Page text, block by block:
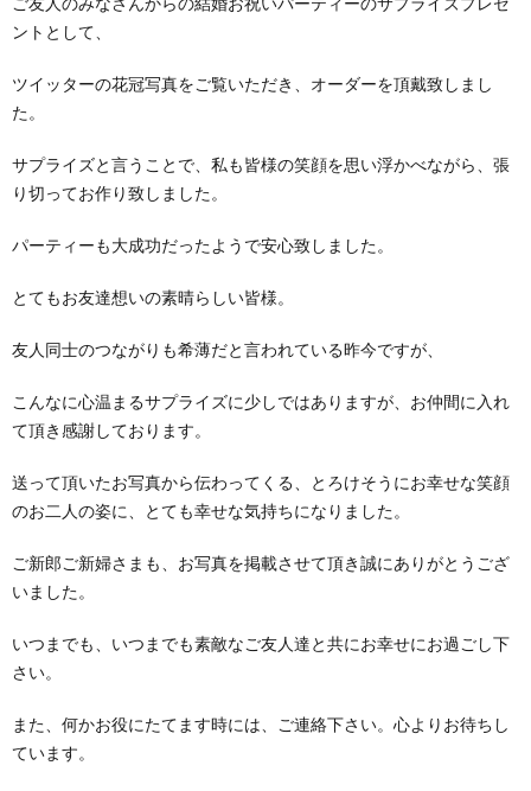
ントとして、
ツイッターの花冠写真をご覧いただき、オーダーを頂戴致しまし
た。
サプライズと言うことで、私も皆様の笑顔を思い浮かべながら、張
り切ってお作り致しました。
パーティーも大成功だったようで安心致しました。
とてもお友達想いの素晴らしい皆様。
友人同士のつながりも希薄だと言われている昨今ですが、
こんなに心温まるサプライズに少しではありますが、お仲間に入れ
て頂き感謝しております。
送って頂いたお写真から伝わってくる、とろけそうにお幸せな笑顔
のお二人の姿に、とても幸せな気持ちになりました。
ご新郎ご新婦さまも、お写真を掲載させて頂き誠にありがとうござ
いました。
いつまでも、いつまでも素敵なご友人達と共にお幸せにお過ごし下
さい。
また、何かお役にたてます時には、ご連絡下さい。心よりお待ちし
ています。